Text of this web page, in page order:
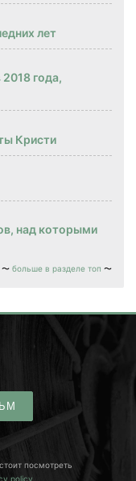
лет
года,
Кристи
над которыми
больше в разделе топ
посмотреть
policy